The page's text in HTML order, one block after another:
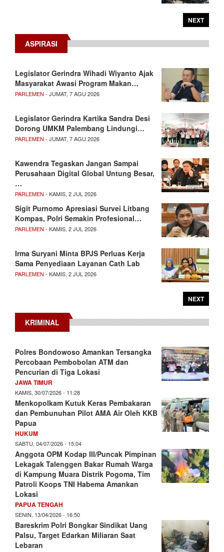
NEXT
ASPIRASI
Legislator Gerindra Wihadi Wiyanto Ajak
Masyarakat Awasi Program Makan…
PARLEMEN - JUMAT, 7 AGU 2026
Legislator Gerindra Kartika Sandra Desi
Dorong UMKM Palembang Lindungi…
PARLEMEN - JUMAT, 7 AGU 2026
Kawendra Tegaskan Jangan Sampai
Perusahaan Digital Global Untung Besar,
…
PARLEMEN - KAMIS, 2 JUL 2026
Sigit Purnomo Apresiasi Survei Litbang
Kompas, Polri Semakin Profesional…
PARLEMEN - KAMIS, 2 JUL 2026
Irma Suryani Minta BPJS Perluas Kerja
Sama Penyediaan Layanan Cath Lab
PARLEMEN - KAMIS, 2 JUL 2026
NEXT
KRIMINAL
Polres Bondowoso Amankan Tersangka
Percobaan Pembobolan ATM dan
Pencurian di Tiga Lokasi
JAWA TIMUR
KAMIS, 30/07/2026 - 11:28
Menkopolkam Kutuk Keras Pembakaran
dan Pembunuhan Pilot AMA Air Oleh KKB
Papua
HUKUM
SABTU, 04/07/2026 - 15:04
Anggota OPM Kodap III/Puncak Pimpinan
Lekagak Talenggen Bakar Rumah Warga
di Kampung Muara Distrik Pogoma, Tim
Patroli Koops TNI Habema Amankan
Lokasi
PAPUA TENGAH
SENIN, 13/04/2026 - 16:50
Bareskrim Polri Bongkar Sindikat Uang
Palsu, Target Edarkan Miliaran Saat
Lebaran